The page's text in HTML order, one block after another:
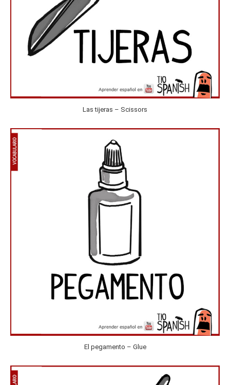
Las tijeras – Scissors
El pegamento – Glue